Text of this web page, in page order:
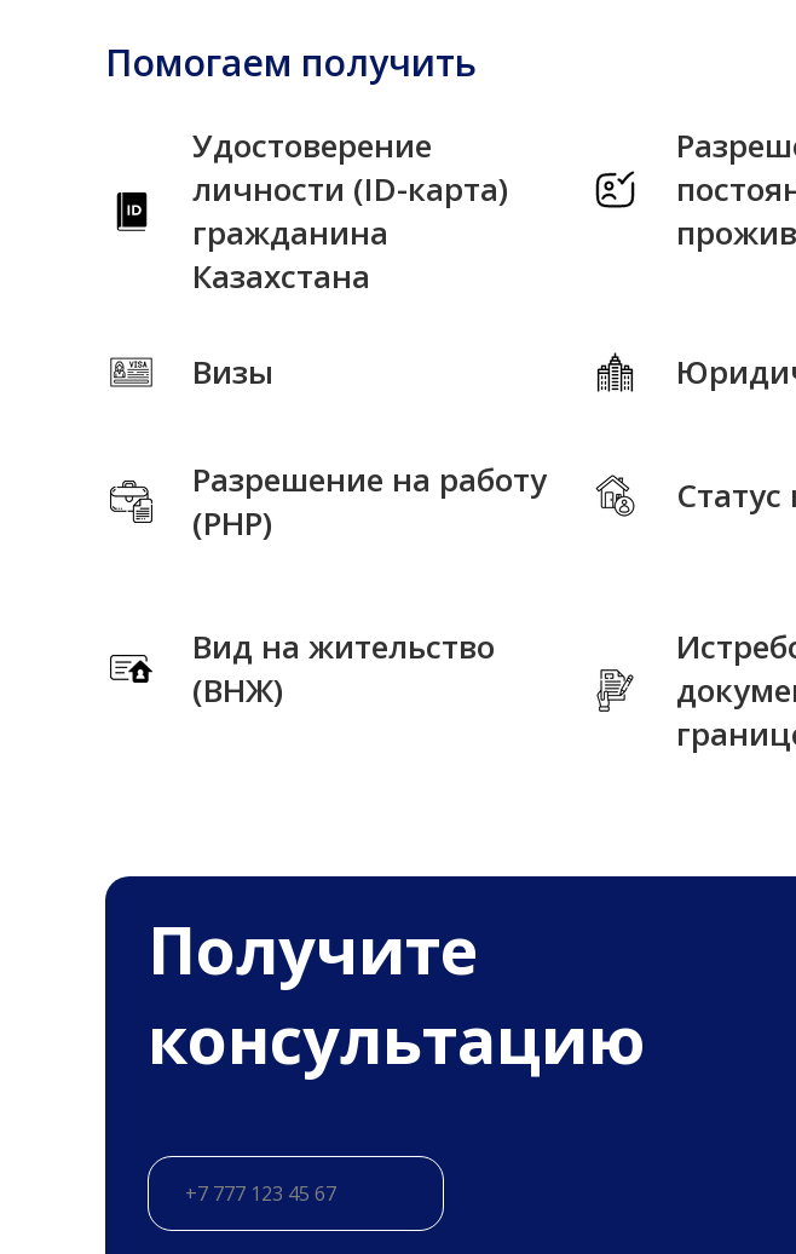
Помогаем получить
Удостоверение
личности (ID-карта)
гражданина
Казахстана
Визы
Разрешение на работу
(РНР)
Статус
Вид на жительство
(ВНЖ)
Получитe
консультацию